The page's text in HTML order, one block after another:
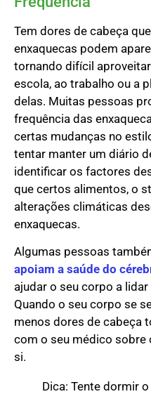
Tem dores de cabeça
enxaquecas podem
tornando difícil
escola, ao trabalho ou a
delas. Muitas pessoas
frequência das
certas mudanças no
tentar manter um diário
identificar os factores
que certos alimentos, o
alterações climáticas
enxaquecas.
Algumas pessoas
apoiam a saúde do
ajudar o seu corpo a
Quando o seu corpo se
menos dores de cabeça
com o seu médico sobre
si.
Dica: Tente dormir